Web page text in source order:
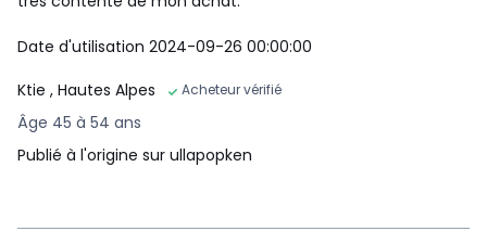
Date d'utilisation 2024-09-26 00:00:00
Ktie , Hautes Alpes Acheteur vérifié
Âge 45 à 54 ans
Publié à l'origine sur ullapopken